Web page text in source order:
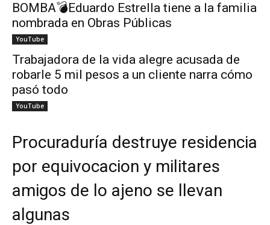
BOMBA💣Eduardo Estrella tiene a la familia
nombrada en Obras Públicas
YouTube
Trabajadora de la vida alegre acusada de
robarle 5 mil pesos a un cliente narra cómo
pasó todo
YouTube
Procuraduría destruye residencia
por equivocacion y militares
amigos de lo ajeno se llevan
algunas